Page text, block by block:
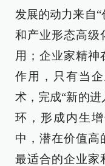
发展的动力来自
和产业形态高级
用；企业家精神
作用，只有当
术，完成“新的
环，形成内生
中，潜在价值高
最适合的企业家